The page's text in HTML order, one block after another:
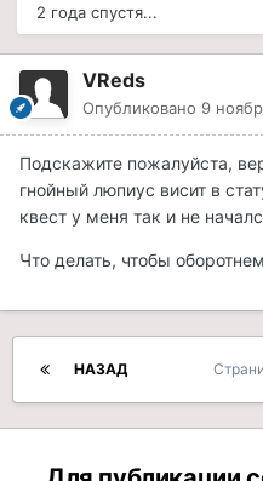
2 года спустя...
VReds
Опубликовано 9
Подскажите пожалуйста,
гнойный люпиус висит в
квест у меня так и не
Что делать, чтобы
НАЗАД